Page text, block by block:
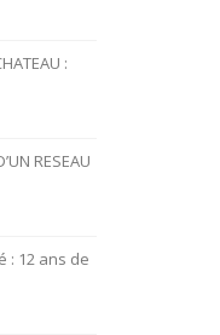
:
RESEAU
: 12 ans de